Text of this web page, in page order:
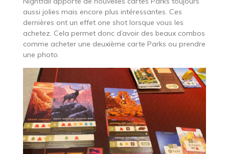
aussi jolies mais encore plus intéressantes. Ces
dernières ont un effet one shot lorsque vous les
achetez. Cela permet donc d’avoir des beaux combos
comme acheter une deuxième carte Parks ou prendre
une photo.